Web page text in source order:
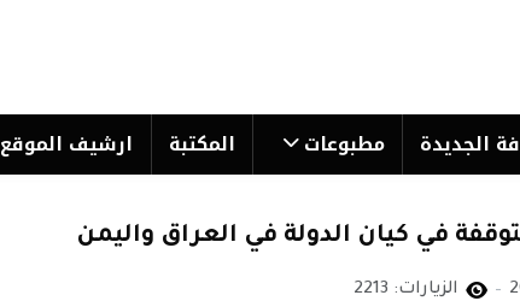
الجدیدة مطبوعات المكتبة ارشیف الموقع
في كيان الدولة في العراق واليمن
الزيارات: 2213